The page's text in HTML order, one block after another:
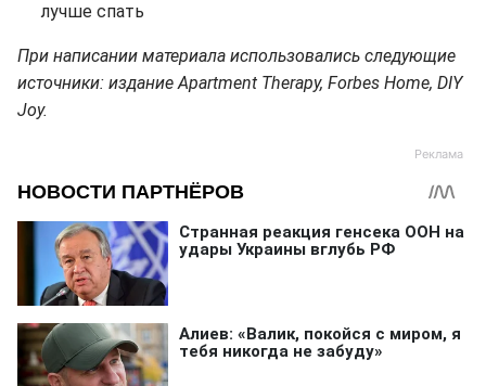
лучше спать
При написании материала использовались следующие
источники: издание Apartment Therapy, Forbes Home, DIY
Joy.